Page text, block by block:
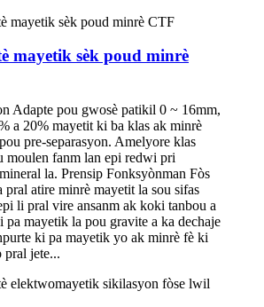
mayetik sèk poud minrè
Adapte pou gwosè patikil 0 ~ 16mm,
a 20% mayetit ki ba klas ak minrè
pre-separasyon. Amelyore klas
moulen fanm lan epi redwi pri
la. Prensip Fonksyònman Fòs
pral atire minrè mayetit la sou sifas
li pral vire ansanm ak koki tanbou a
pa mayetik la pou gravite a ka dechaje
ki pa mayetik yo ak minrè fè ki
pral jete...